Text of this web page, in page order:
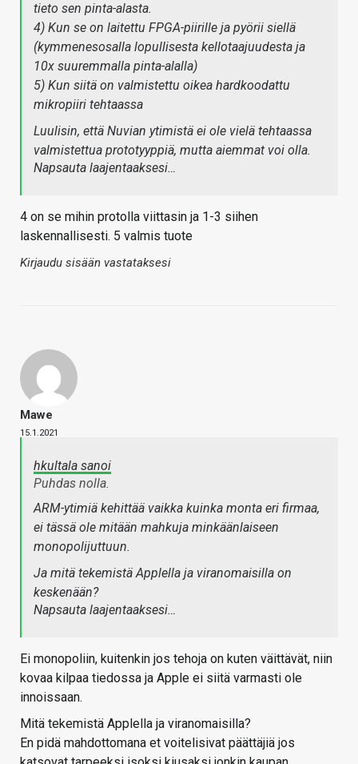
tieto sen pinta-alasta.
4) Kun se on laitettu FPGA-piirille ja pyörii siellä
(kymmenesosalla lopullisesta kellotaajuudesta ja
10x suuremmalla pinta-alalla)
5) Kun siitä on valmistettu oikea hardkoodattu
mikropiiri tehtaassa
Luulisin, että Nuvian ytimistä ei ole vielä tehtaassa
valmistettua prototyyppiä, mutta aiemmat voi olla.
Napsauta laajentaaksesi…
4 on se mihin protolla viittasin ja 1-3 siihen
laskennallisesti. 5 valmis tuote
Kirjaudu sisään vastataksesi
Mawe
15.1.2021
hkultala sanoi
Puhdas nolla.
ARM-ytimiä kehittää vaikka kuinka monta eri firmaa,
ei tässä ole mitään mahkuja minkäänlaiseen
monopolijuttuun.
Ja mitä tekemistä Applella ja viranomaisilla on
keskenään?
Napsauta laajentaaksesi…
Ei monopoliin, kuitenkin jos tehoja on kuten väittävät, niin
kovaa kilpaa tiedossa ja Apple ei siitä varmasti ole
innoissaan.
Mitä tekemistä Applella ja viranomaisilla?
En pidä mahdottomana et voitelisivat päättäjiä jos